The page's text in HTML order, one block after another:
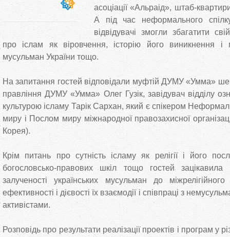
асоціації «Альраід», штаб-
А під час неформального
відвідувачі змогли збагатити
про іслам як віровчення, історію його виникнення
мусульман України тощо.
На запитання гостей відповідали муфтій ДУМУ «Умма»
правління ДУМУ «Умма» Олег Гузік, завідувач відділу
культурою ісламу Тарік Сархан, який є спікером
миру і Послом миру міжнародної правозахисної
Корея).
Крім питань про сутність ісламу як релігії і його
богословсько-правових шкіл тощо гостей
залученості українських мусульман до міжрелігійного
ефективності і дієвості їх взаємодії і співпраці з
активістами.
Розповідь про результати реалізації проектів і програм у